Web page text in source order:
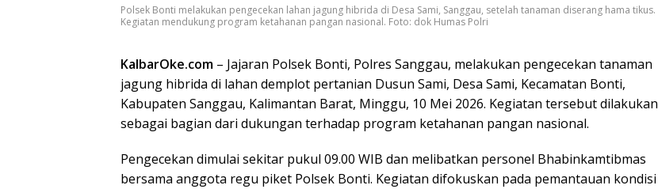
Polsek Bonti melakukan pengecekan lahan jagung hibrida di Desa Sami, Sanggau, setelah tanaman diserang hama tikus.
Kegiatan mendukung program ketahanan pangan nasional. Foto: dok Humas Polri
KalbarOke.com – Jajaran Polsek Bonti, Polres Sanggau, melakukan pengecekan tanaman
jagung hibrida di lahan demplot pertanian Dusun Sami, Desa Sami, Kecamatan Bonti,
Kabupaten Sanggau, Kalimantan Barat, Minggu, 10 Mei 2026. Kegiatan tersebut dilakukan
sebagai bagian dari dukungan terhadap program ketahanan pangan nasional.
Pengecekan dimulai sekitar pukul 09.00 WIB dan melibatkan personel Bhabinkamtibmas
bersama anggota regu piket Polsek Bonti. Kegiatan difokuskan pada pemantauan kondisi